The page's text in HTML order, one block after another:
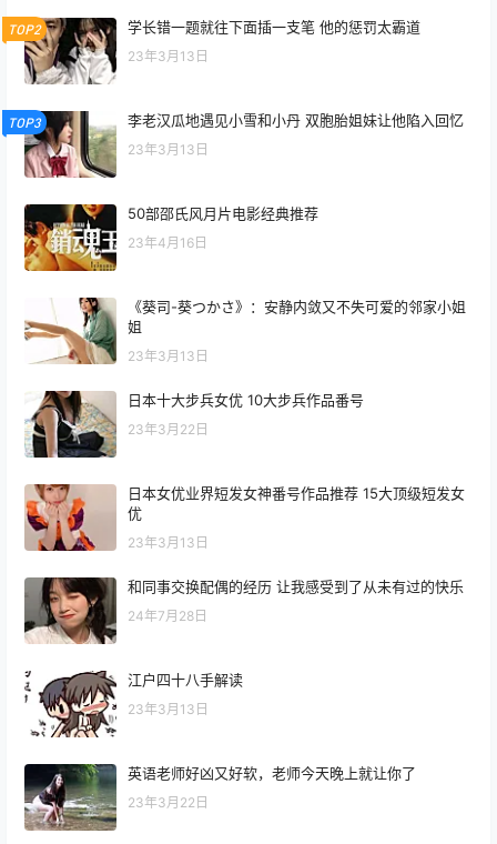
TOP2 学长错一题就往下面插一支笔 他的惩罚太霸道
23年3月13日
TOP3 李老汉瓜地遇见小雪和小丹 双胞胎姐妹让他陷入回忆
23年3月13日
50部邵氏风月片电影经典推荐
23年4月16日
《葵司-葵つかさ》：安静内敛又不失可爱的邻家小姐
姐
23年3月13日
日本十大步兵女优 10大步兵作品番号
23年3月22日
日本女优业界短发女神番号作品推荐 15大顶级短发女
优
23年3月13日
和同事交换配偶的经历 让我感受到了从未有过的快乐
24年7月28日
江户四十八手解读
23年3月13日
英语老师好凶又好软，老师今天晚上就让你了
23年3月22日